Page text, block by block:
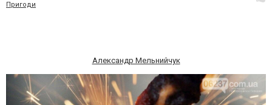
Пригоди
Александр Мельнийчук